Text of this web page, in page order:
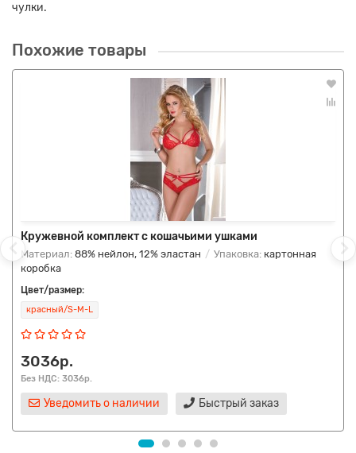
чулки.
Похожие товары
Кружевной комплект с кошачьими ушками
Материал: 88% нейлон, 12% эластан Упаковка: картонная
коробка
Цвет/размер:
красный/S-M-L
3036р.
Без НДС: 3036р.
Уведомить о наличии Быстрый заказ